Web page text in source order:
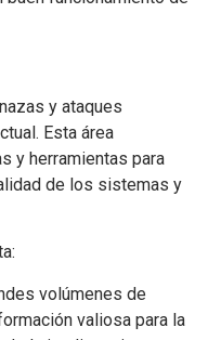
y ataques
Esta área
y herramientas para
de los sistemas y
volúmenes de
valiosa para la